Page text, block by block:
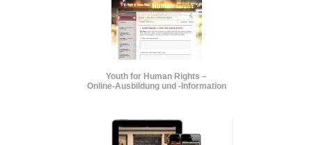
Youth for Human Rights –
Online-Ausbildung und -Information